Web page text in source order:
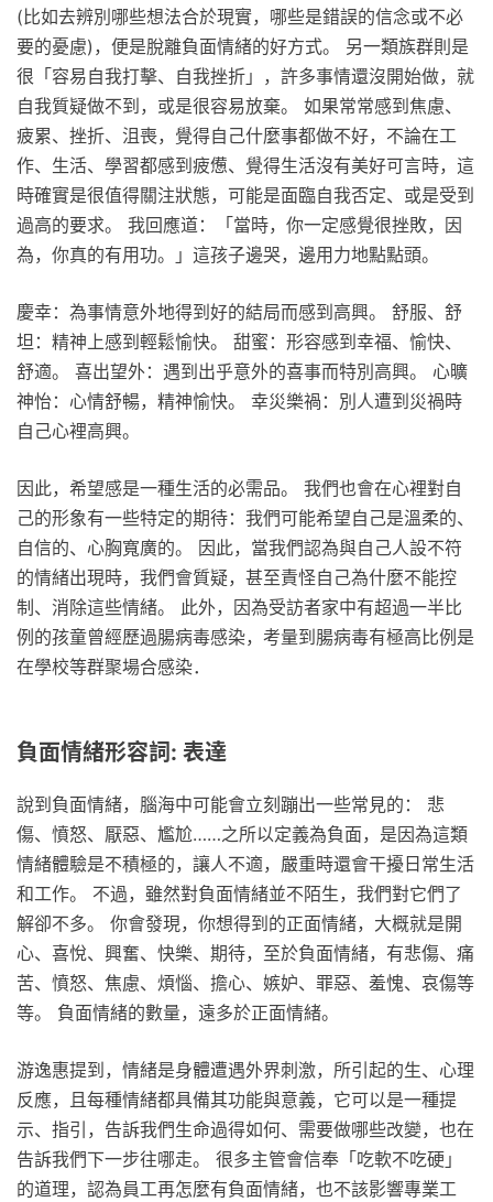
(比如去辨別哪些想法合於現實，哪些是錯誤的信念或不必
要的憂慮)，便是脫離負面情緒的好方式。 另一類族群則是
很「容易自我打擊、自我挫折」，許多事情還沒開始做，就
自我質疑做不到，或是很容易放棄。 如果常常感到焦慮、
疲累、挫折、沮喪，覺得自己什麼事都做不好，不論在工
作、生活、學習都感到疲憊、覺得生活沒有美好可言時，這
時確實是很值得關注狀態，可能是面臨自我否定、或是受到
過高的要求。 我回應道：「當時，你一定感覺很挫敗，因
為，你真的有用功。」這孩子邊哭，邊用力地點點頭。
慶幸：為事情意外地得到好的結局而感到高興。 舒服、舒
坦：精神上感到輕鬆愉快。 甜蜜：形容感到幸福、愉快、
舒適。 喜出望外：遇到出乎意外的喜事而特別高興。 心曠
神怡：心情舒暢，精神愉快。 幸災樂禍：別人遭到災禍時
自己心裡高興。
因此，希望感是一種生活的必需品。 我們也會在心裡對自
己的形象有一些特定的期待：我們可能希望自己是溫柔的、
自信的、心胸寬廣的。 因此，當我們認為與自己人設不符
的情緒出現時，我們會質疑，甚至責怪自己為什麼不能控
制、消除這些情緒。 此外，因為受訪者家中有超過一半比
例的孩童曾經歷過腸病毒感染，考量到腸病毒有極高比例是
在學校等群聚場合感染．
負面情緒形容詞: 表達
說到負面情緒，腦海中可能會立刻蹦出一些常見的： 悲
傷、憤怒、厭惡、尷尬……之所以定義為負面，是因為這類
情緒體驗是不積極的，讓人不適，嚴重時還會干擾日常生活
和工作。 不過，雖然對負面情緒並不陌生，我們對它們了
解卻不多。 你會發現，你想得到的正面情緒，大概就是開
心、喜悅、興奮、快樂、期待，至於負面情緒，有悲傷、痛
苦、憤怒、焦慮、煩惱、擔心、嫉妒、罪惡、羞愧、哀傷等
等。 負面情緒的數量，遠多於正面情緒。
游逸惠提到，情緒是身體遭遇外界刺激，所引起的生、心理
反應，且每種情緒都具備其功能與意義，它可以是一種提
示、指引，告訴我們生命過得如何、需要做哪些改變，也在
告訴我們下一步往哪走。 很多主管會信奉「吃軟不吃硬」
的道理，認為員工再怎麼有負面情緒，也不該影響專業工